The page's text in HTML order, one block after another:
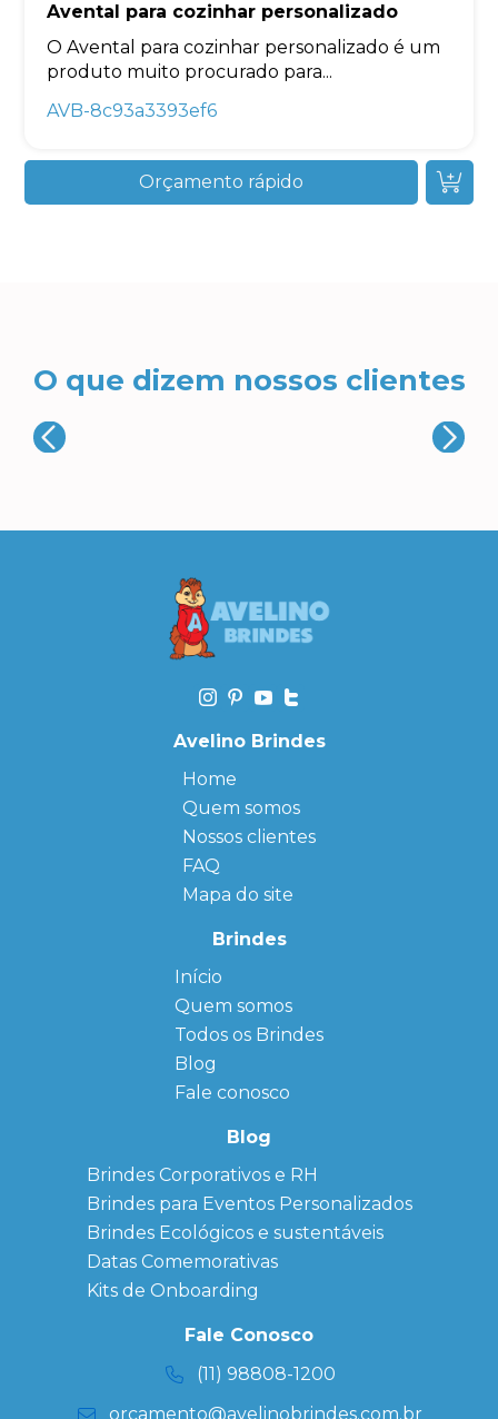
Avental para cozinhar personalizado
O Avental para cozinhar personalizado é um
produto muito procurado para...
AVB-8c93a3393ef6
Orçamento rápido
O que dizem nossos clientes
Avelino Brindes
Home
Quem somos
Nossos clientes
FAQ
Mapa do site
Brindes
Início
Quem somos
← Back
FAQ
Sitemap
Todos os Brindes
← Back
Agendas
Personalizadas
Personalizado
personalizados
Brindes
Corporativos
Copos Térmicos
Personalizados
Datas Especiais
Ecobag
Personalizada
Kits
Blog
Fale conosco
Blog
Brindes Corporativos e RH
Brindes para Eventos Personalizados
Brindes Ecológicos e sustentáveis
Datas Comemorativas
Kits de Onboarding
Fale Conosco
(11) 98808-1200
orcamento@avelinobrindes.com.br